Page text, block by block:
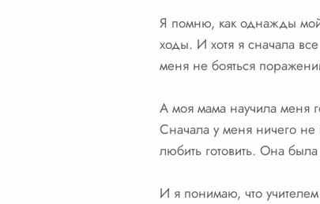
Я помню, как однажды
ходы. И хотя я сначала
меня не бояться
А моя мама научила меня
Сначала у меня ничего
любить готовить. Она
И я понимаю, что